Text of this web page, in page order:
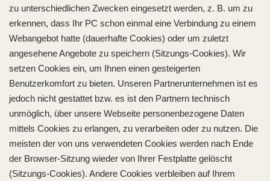
zu unterschiedlichen Zwecken eingesetzt werden, z. B. um zu
erkennen, dass Ihr PC schon einmal eine Verbindung zu einem
Webangebot hatte (dauerhafte Cookies) oder um zuletzt
angesehene Angebote zu speichern (Sitzungs-Cookies). Wir
setzen Cookies ein, um Ihnen einen gesteigerten
Benutzerkomfort zu bieten. Unseren Partnerunternehmen ist es
jedoch nicht gestattet bzw. es ist den Partnern technisch
unmöglich, über unsere Webseite personenbezogene Daten
mittels Cookies zu erlangen, zu verarbeiten oder zu nutzen. Die
meisten der von uns verwendeten Cookies werden nach Ende
der Browser-Sitzung wieder von Ihrer Festplatte gelöscht
(Sitzungs-Cookies). Andere Cookies verbleiben auf Ihrem